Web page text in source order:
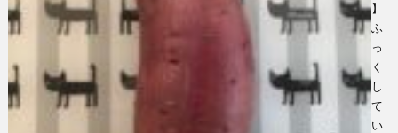
】
ふ
っ
く
し
て
い